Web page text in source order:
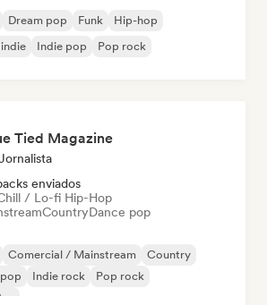
Dream pop Funk
Hip-hop
Indie pop Pop rock
Tied Magazine
enviados
/ Lo-fi Hip-Hop
CountryDance pop
Comercial / Mainstream
Country
Indie rock
Pop rock